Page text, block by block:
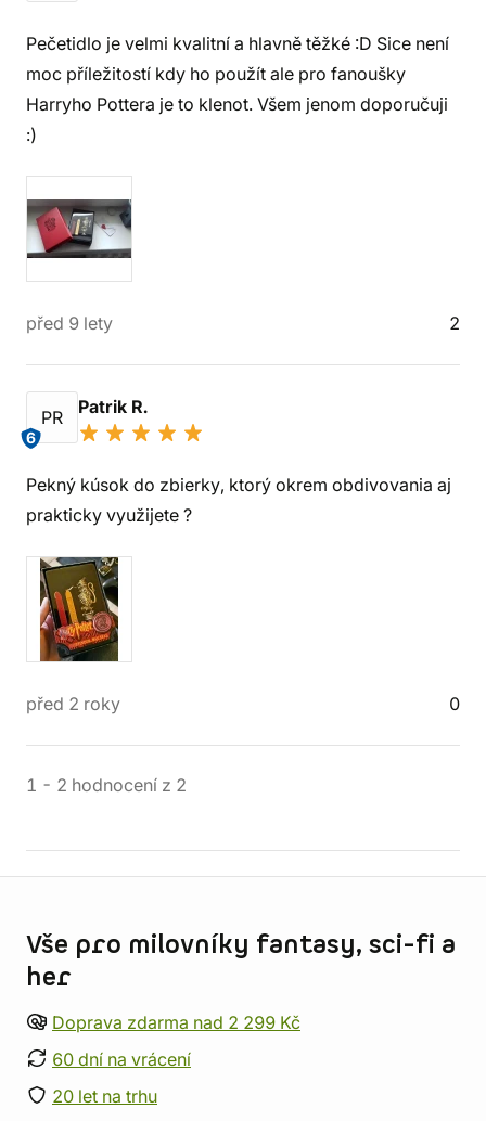
Pečetidlo je velmi kvalitní a hlavně těžké :D Sice není
moc příležitostí kdy ho použít ale pro fanoušky
Harryho Pottera je to klenot. Všem jenom doporučuji
:)
před 9 lety 2
PR
6
Patrik R.
Pekný kúsok do zbierky, ktorý okrem obdivovania aj
prakticky využijete ?
před 2 roky 0
1 - 2 hodnocení z 2
Vše pro milovníky fantasy, sci-fi a
her
Doprava zdarma nad 2 299 Kč
60 dní na vrácení
20 let na trhu